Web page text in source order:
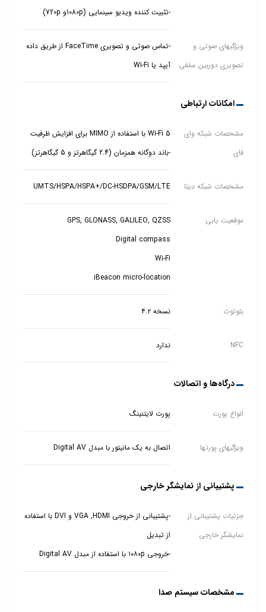
-تثبیت کننده ویدیو سینمایی (1080pو 720p)
ویژگیهای صوتی و
تصویری دوربین سلفی
-تماس صوتی و تصویری FaceTime از طریق داده
آیپد یا Wi-Fi
امکانات ارتباطی
مشخصات شبکه وای
فای
Wi‑Fi 5 با استفاده از MIMO برای افزایش ظرفیت
-باند دوگانه همزمان (2.4 گیگاهرتز و 5 گیگاهرتز)
مشخصات شبکه دیتا UMTS/HSPA/​HSPA+/​DC‑HSDPA/GSM/LTE
موقعیت یابی
GPS, GLONASS, GALILEO, QZSS
Digital compass
Wi-Fi
iBeacon micro-location
بلوتوث نسخه ۴.۲
NFC ندارد
درگاه‌ها و اتصالات
انواع پورت‌ پورت لایتنینگ
ویژگیهای پورتها اتصال به یک مانیتور با مبدل Digital AV
پشتیبانی از نمایشگر خارجی
جزئیات پشتیبانی از
نمایشگر خارجی
-پشتیبانی از خروجی VGA ,HDMI و DVI با استفاده
-خروجی ۱۰۸۰p با استفاده از مبدل Digital AV
مشخصات سیستم صدا